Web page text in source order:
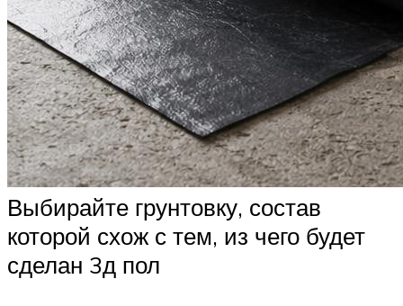
Выбирайте грунтовку, состав
которой схож с тем, из чего будет
сделан 3д пол